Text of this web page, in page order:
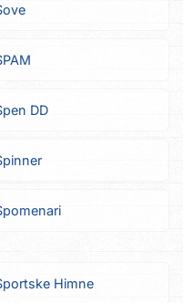
DD
Himne